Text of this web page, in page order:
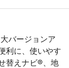
バージョンア
利に、使いやす
替えナビ®、地